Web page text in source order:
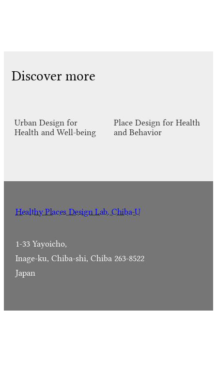
Discover more
Urban Design for
Health and Well-being
Place Design for Health
and Behavior
Healthy Places Design Lab. Chiba-U
1-33 Yayoicho,
Inage-ku, Chiba-shi, Chiba 263-8522
Japan